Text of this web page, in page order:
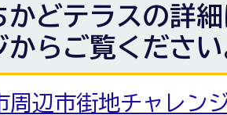
かどテラスの詳
からご覧くださ
周辺市街地チャレン